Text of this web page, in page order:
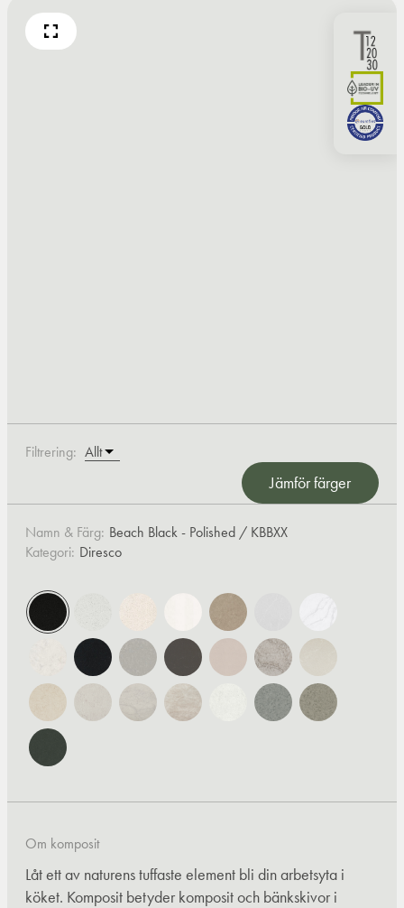
Filtrering:
Namn & Färg: Beach Black - Polished / KBBXX
Kategori: Diresco
Jämför färger
Om komposit
Låt ett av naturens tuffaste element bli din arbetsyta i
köket. Komposit betyder komposit och bänkskivor i